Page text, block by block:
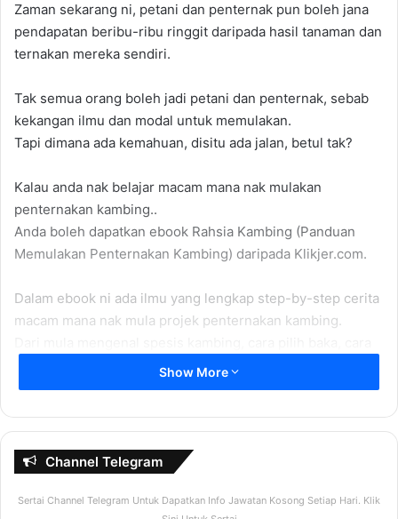
Zaman sekarang ni, petani dan penternak pun boleh jana
pendapatan beribu-ribu ringgit daripada hasil tanaman dan
ternakan mereka sendiri.
Tak semua orang boleh jadi petani dan penternak, sebab
kekangan ilmu dan modal untuk memulakan.
Tapi dimana ada kemahuan, disitu ada jalan, betul tak?
Kalau anda nak belajar macam mana nak mulakan
penternakan kambing..
Anda boleh dapatkan ebook Rahsia Kambing (Panduan
Memulakan Penternakan Kambing) daripada Klikjer.com.
Dalam ebook ni ada ilmu yang lengkap step-by-step cerita
macam mana nak mula projek penternakan kambing.
dapatkan modal, cara bina kandang, cara upah pekerja,
cara nak perah susu kambing, cara nak rawat sakit
Lengkap!
Kalau anda dah lama menanam hasrat untuk memulakan
Show More
Channel Telegram
Sertai Channel Telegram Untuk Dapatkan Info Jawatan Kosong Setiap Hari. Klik